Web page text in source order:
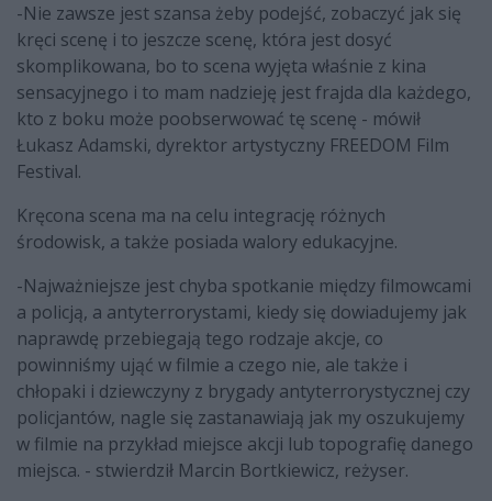
-Nie zawsze jest szansa żeby podejść, zobaczyć jak się
kręci scenę i to jeszcze scenę, która jest dosyć
skomplikowana, bo to scena wyjęta właśnie z kina
sensacyjnego i to mam nadzieję jest frajda dla każdego,
kto z boku może poobserwować tę scenę - mówił
Łukasz Adamski, dyrektor artystyczny FREEDOM Film
Festival.
Kręcona scena ma na celu integrację różnych
środowisk, a także posiada walory edukacyjne.
-Najważniejsze jest chyba spotkanie między filmowcami
a policją, a antyterrorystami, kiedy się dowiadujemy jak
naprawdę przebiegają tego rodzaje akcje, co
powinniśmy ująć w filmie a czego nie, ale także i
chłopaki i dziewczyny z brygady antyterrorystycznej czy
policjantów, nagle się zastanawiają jak my oszukujemy
w filmie na przykład miejsce akcji lub topografię danego
miejsca. - stwierdził Marcin Bortkiewicz, reżyser.